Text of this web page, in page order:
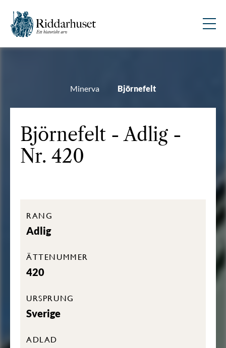
Minerva Björnefelt
Björnefelt - Adlig -
Nr. 420
RANG
Adlig
ÄTTENUMMER
420
URSPRUNG
Sverige
ADLAD